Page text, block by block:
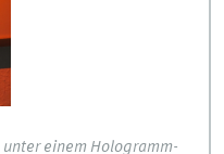
einem Hologramm-